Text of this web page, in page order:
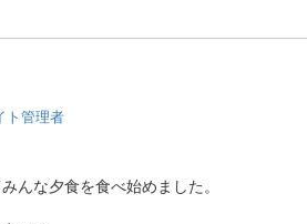
ト管理者
んな夕食を食べ始めました。